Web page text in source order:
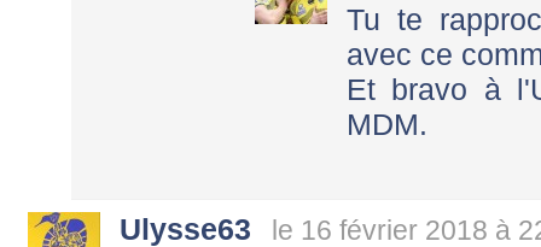
Tu te
avec ce
Et bravo à
MDM.
Ulysse63 le 16 février 2018 à